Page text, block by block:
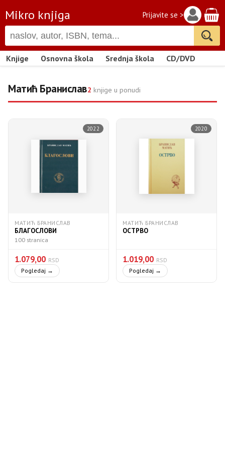
Mikro knjiga Prijavite se >
Knjige Osnovna škola Srednja škola CD/DVD
Матић Бранислав2 knjige u ponudi
2022
МАТИЋ БРАНИСЛАВ
БЛАГОСЛОВИ
100 stranica
1.079,00 RSD
Pogledaj →
2020
МАТИЋ БРАНИСЛАВ
ОСТРВО
1.019,00 RSD
Pogledaj →